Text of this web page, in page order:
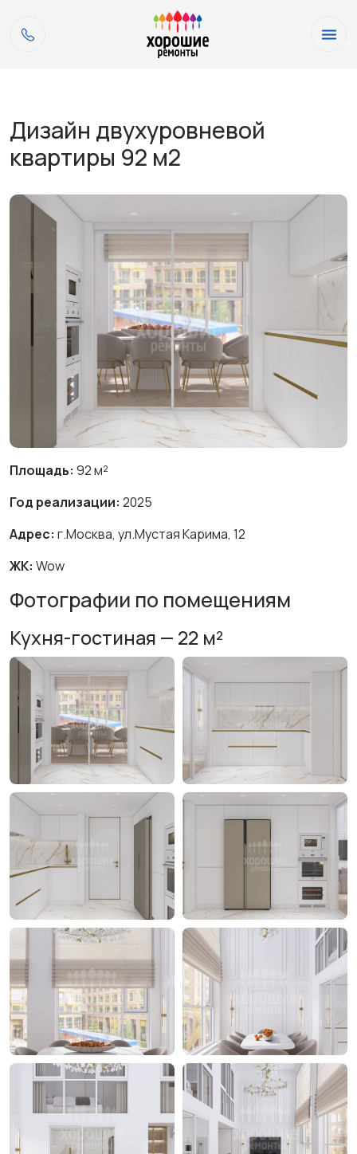
Дизайн двухуровневой
квартиры 92 м2
Площадь: 92 м²
Год реализации: 2025
Адрес: г.Москва, ул.Мустая Карима, 12
ЖК: Wow
Фотографии по помещениям
Кухня-гостиная — 22 м²